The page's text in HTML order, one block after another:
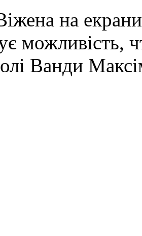
на
можливість,
Ванди